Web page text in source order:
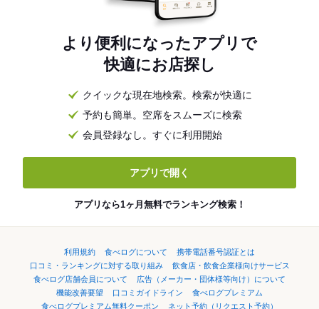
より便利になったアプリで
快適にお店探し
クイックな現在地検索。検索が快適に
予約も簡単。空席をスムーズに検索
会員登録なし。すぐに利用開始
アプリで開く
アプリなら1ヶ月無料でランキング検索！
利用規約 食べログについて
携帯電話番号認証とは
口コミ・ランキングに対する取り組み
飲食店・飲食企業様向けサービス
食べログ店舗会員について
広告（メーカー・団体様等向け）について
機能改善要望
口コミガイドライン
食べログプレミアム
食べログプレミアム無料クーポン
ネット予約（リクエスト予約）